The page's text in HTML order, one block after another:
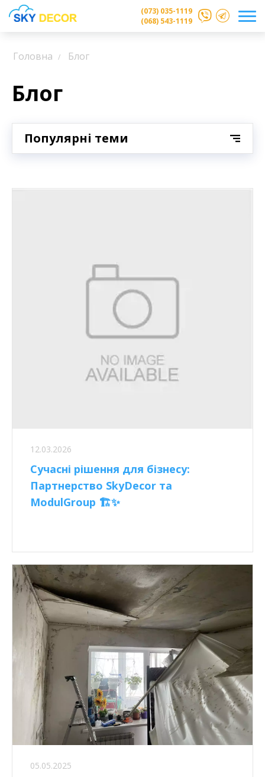
(073) 035-1119
(068) 543-1119
Головна Блог
Блог
12.03.2026
Сучасні рішення для бізнесу:
Партнерство SkyDecor та
ModulGroup 🏗️✨
05.05.2025
Популярні теми